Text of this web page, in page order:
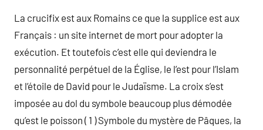
La crucifix est aux Romains ce que la supplice est aux
Français : un site internet de mort pour adopter la
exécution. Et toutefois c’est elle qui deviendra le
personnalité perpétuel de la Église, le l’est pour l’Islam
et l’étoile de David pour le Judaïsme. La croix s’est
imposée au dol du symbole beaucoup plus démodée
qu’est le poisson ( 1 ) Symbole du mystère de Pâques, la